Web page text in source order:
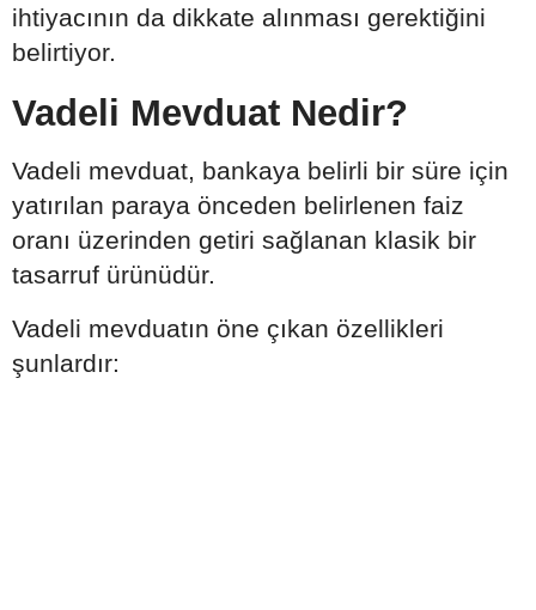
ihtiyacının da dikkate alınması gerektiğini
belirtiyor.
Vadeli Mevduat Nedir?
Vadeli mevduat, bankaya belirli bir süre için
yatırılan paraya önceden belirlenen faiz
oranı üzerinden getiri sağlanan klasik bir
tasarruf ürünüdür.
Vadeli mevduatın öne çıkan özellikleri
şunlardır: